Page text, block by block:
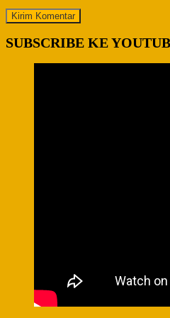
SUBSCRIBE KE